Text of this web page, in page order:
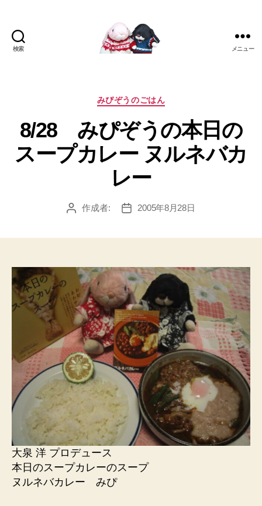
検索
ぴ
う
Blog
メニュー
カ
ゴ
リ
ー
みぴぞうのごはん
8/28 みぴぞうの本日の
スープカレー ヌルネバカ
レー
投
作成者:
投
2005年8月28日
大泉 洋 プロデュース
本日のスープカレーのスープ
ヌルネバカレー みぴ